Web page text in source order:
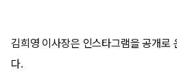
김희영 이사장은 인스타그램을 공개로
다.